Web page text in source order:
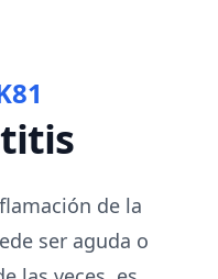
de la
ser aguda o